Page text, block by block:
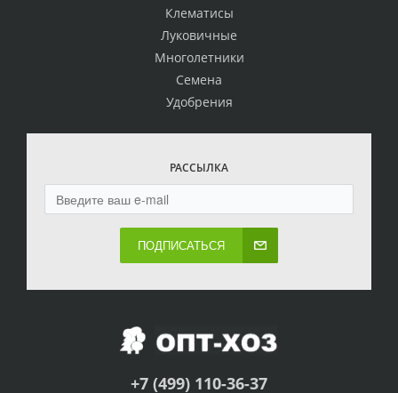
Клематисы
Луковичные
Многолетники
Семена
Удобрения
РАССЫЛКА
ПОДПИСАТЬСЯ
+7 (499) 110-36-37